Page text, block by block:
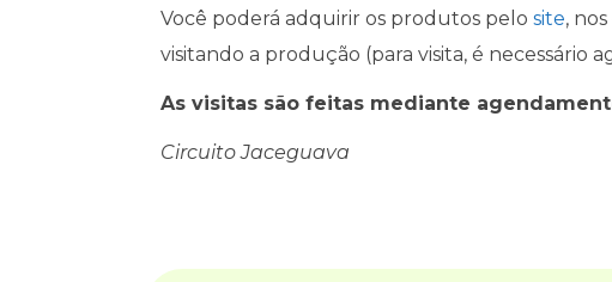
Você poderá adquirir os produtos pelosite,
visitando a produção (para visita, é necessário
As visitas são feitas mediante
Circuito Jaceguava